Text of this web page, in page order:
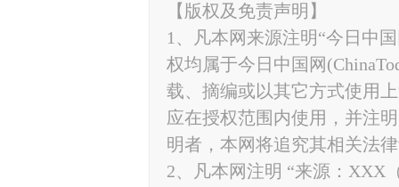
【版权及免责声明】
1、凡本网来源注明“今日中
权均属于今日中国网
载、摘编或以其它方式使用
应在授权范围内使用，并注
明者，本网将追究其相关法
2、凡本网注明 “来源：XXX